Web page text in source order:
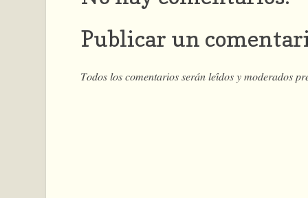
Publicar un
𝑇𝑜𝑑𝑜𝑠 𝑙𝑜𝑠 𝑐𝑜𝑚𝑒𝑛𝑡𝑎𝑟𝑖𝑜𝑠 𝑠𝑒𝑟𝑎́𝑛 𝑙𝑒𝑖́𝑑𝑜𝑠 𝑦 𝑚𝑜𝑑𝑒𝑟𝑎𝑑𝑜𝑠